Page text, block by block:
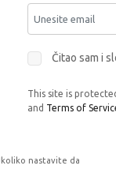
Čitao sam i
This site is
and Terms of
nastavite da